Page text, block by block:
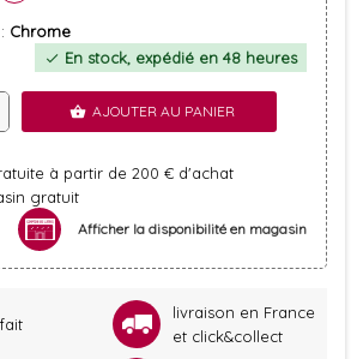
Chrome
check En stock, expédié en 48 heures
shopping_basket AJOUTER AU PANIER
à partir de 200 € d'achat
gratuit
Afficher la disponibilité en magasin
livraison en France
et click&collect